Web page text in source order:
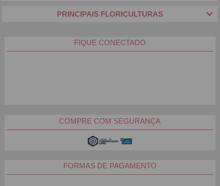
há sugestão melhor para agradar a pessoa homenageada do
A ideia é presentear aquela amiga ou amigo especial que não
perde uma oportunidade de reunir os amigos para um happy
busca de um presente cheio de sabor e carinho para ela? A
melhor aposta, sem dúvida, são os kits que combinam
cervejas e petiscos como amendoim, batatas e salame. Com
certeza essa lembrança é perfeita para criar um clima
Entregas em todo o Brasil
PRINCIPAIS FLORICULTURAS
FIQUE CONECTADO
COMPRE COM SEGURANÇA
FORMAS DE PAGAMENTO